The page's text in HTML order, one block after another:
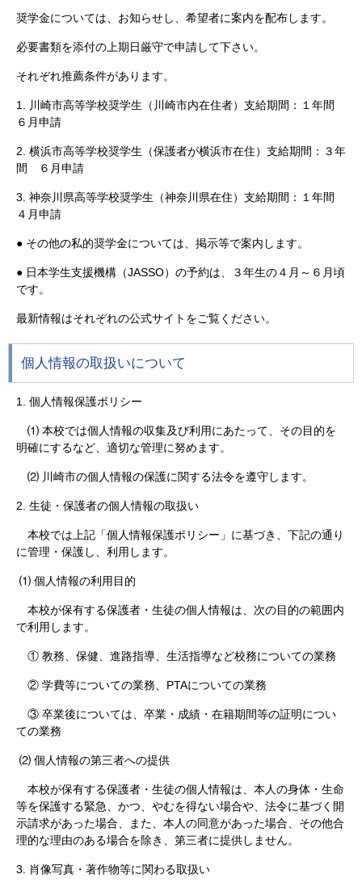
奨学金については、お知らせし、希望者に案内を配布します。
必要書類を添付の上期日厳守で申請して下さい。
それぞれ推薦条件があります。
1. 川崎市高等学校奨学生（川崎市内在住者）支給期間：１年間
６月申請
2. 横浜市高等学校奨学生（保護者が横浜市在住）支給期間：３年
間 ６月申請
3. 神奈川県高等学校奨学生（神奈川県在住）支給期間：１年間
４月申請
● その他の私的奨学金については、掲示等で案内します。
● 日本学生支援機構（JASSO）の予約は、３年生の４月～６月頃
です。
最新情報はそれぞれの公式サイトをご覧ください。
個人情報の取扱いについて
1. 個人情報保護ポリシー
⑴ 本校では個人情報の収集及び利用にあたって、その目的を
明確にするなど、適切な管理に努めます。
⑵ 川崎市の個人情報の保護に関する法令を遵守します。
2. 生徒・保護者の個人情報の取扱い
本校では上記「個人情報保護ポリシー」に基づき、下記の通り
に管理・保護し、利用します。
⑴ 個人情報の利用目的
本校が保有する保護者・生徒の個人情報は、次の目的の範囲内
で利用します。
① 教務、保健、進路指導、生活指導など校務についての業務
② 学費等についての業務、PTAについての業務
③ 卒業後については、卒業・成績・在籍期間等の証明につい
ての業務
⑵ 個人情報の第三者への提供
本校が保有する保護者・生徒の個人情報は、本人の身体・生命
等を保護する緊急、かつ、やむを得ない場合や、法令に基づく開
示請求があった場合、また、本人の同意があった場合、その他合
理的な理由のある場合を除き、第三者に提供しません。
3. 肖像写真・著作物等に関わる取扱い